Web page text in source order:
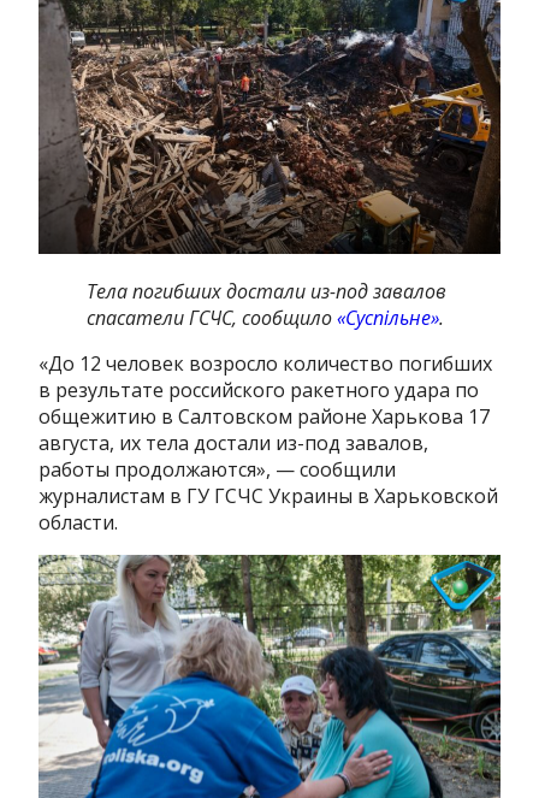
Тела погибших достали из-под завалов
спасатели ГСЧС, сообщило«Суспільне».
«До 12 человек возросло количество погибших
в результате российского ракетного удара по
общежитию в Салтовском районе Харькова 17
августа, их тела достали из-под завалов,
работы продолжаются», — сообщили
журналистам в ГУ ГСЧС Украины в Харьковской
области.